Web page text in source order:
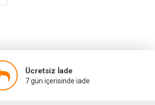
Ücretsiz İade
7 gün içerisinde iade